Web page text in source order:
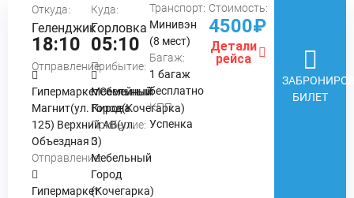
Откуда:
Геленджик
18:10
Отправление:
ГипермаркетСемейный
Магнит(ул. Кирова
125) Верхний АВ(ул.
Объездная 3)
Отправление:
Гипермаркет
Куда:
Горловка
05:10
Прибытие:
Мебельный
Город(Кочегарка)
Прибытие:
Мебельный
Город
(Кочегарка)
Транспорт:
Минивэн
(8 мест)
Багаж:
1 багаж
бесплатно
КПП:
Успенка
Стоимость:
4500₽
Детали
рейса
БИЛЕТ